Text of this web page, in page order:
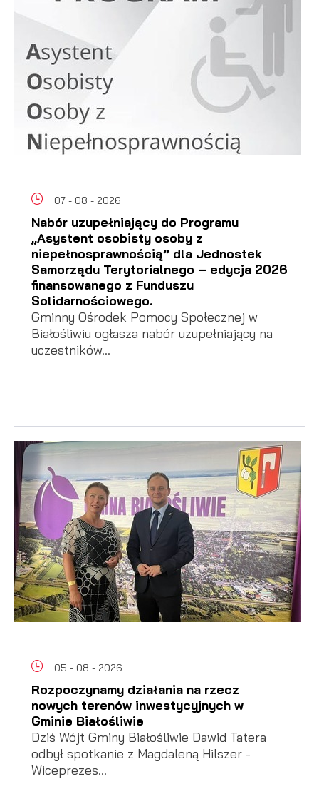
07 - 08 - 2026
Nabór uzupełniający do Programu
„Asystent osobisty osoby z
niepełnosprawnością” dla Jednostek
Samorządu Terytorialnego – edycja 2026
finansowanego z Funduszu
Solidarnościowego.
Gminny Ośrodek Pomocy Społecznej w
Białośliwiu ogłasza nabór uzupełniający na
uczestników...
05 - 08 - 2026
Rozpoczynamy działania na rzecz
nowych terenów inwestycyjnych w
Gminie Białośliwie
Dziś Wójt Gminy Białośliwie Dawid Tatera
odbył spotkanie z Magdaleną Hilszer -
Wiceprezes...